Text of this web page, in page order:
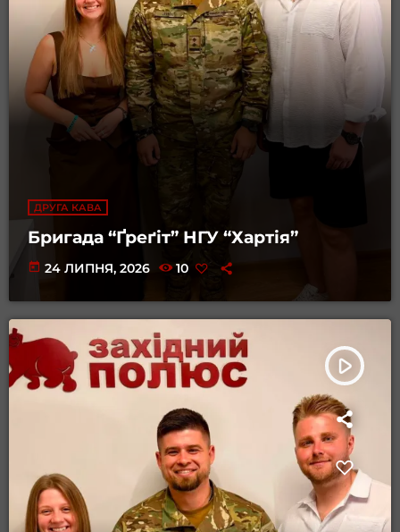
ДРУГА КАВА
Бригада “Ґреґіт” НГУ “Хартія”
today 24 ЛИПНЯ, 2026 10
play_arrow